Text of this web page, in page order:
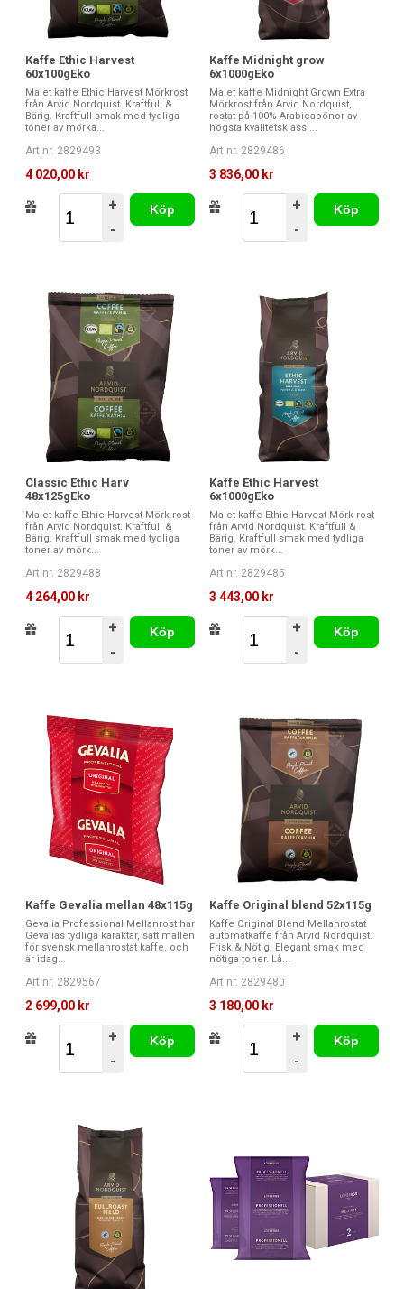
Kaffe Ethic Harvest
60x100gEko
Malet kaffe Ethic Harvest Mörkrost
från Arvid Nordquist. Kraftfull &
Bärig. Kraftfull smak med tydliga
toner av mörka...
Art nr. 2829493
4 020,00 kr
+
-
Köp
Kaffe Midnight grow
6x1000gEko
Malet kaffe Midnight Grown Extra
Mörkrost från Arvid Nordquist,
rostat på 100% Arabicabönor av
högsta kvalitetsklass....
Art nr. 2829486
3 836,00 kr
+
-
Köp
Classic Ethic Harv
48x125gEko
Malet kaffe Ethic Harvest Mörk rost
från Arvid Nordquist. Kraftfull &
Bärig. Kraftfull smak med tydliga
toner av mörk...
Art nr. 2829488
4 264,00 kr
+
-
Köp
Kaffe Ethic Harvest
6x1000gEko
Malet kaffe Ethic Harvest Mörk rost
från Arvid Nordquist. Kraftfull &
Bärig. Kraftfull smak med tydliga
toner av mörk...
Art nr. 2829485
3 443,00 kr
+
-
Köp
Kaffe Gevalia mellan 48x115g
Gevalia Professional Mellanrost har
Gevalias tydliga karaktär, satt mallen
för svensk mellanrostat kaffe, och
är idag...
Art nr. 2829567
2 699,00 kr
+
-
Köp
Kaffe Original blend 52x115g
Kaffe Original Blend Mellanrostat
automatkaffe från Arvid Nordquist.
Frisk & Nötig. Elegant smak med
nötiga toner. Lå...
Art nr. 2829480
3 180,00 kr
+
-
Köp